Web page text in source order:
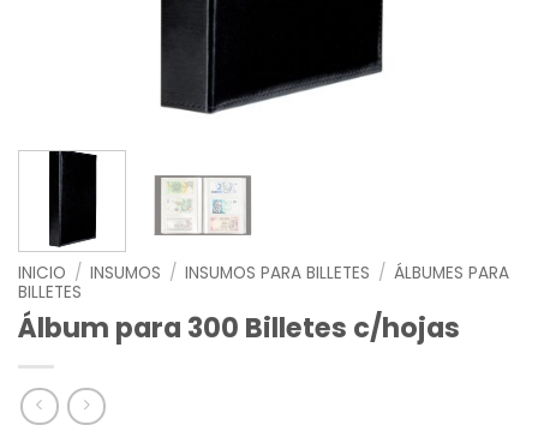
INICIO / INSUMOS / INSUMOS PARA BILLETES / ÁLBUMES PARA
BILLETES
Álbum para 300 Billetes c/hojas